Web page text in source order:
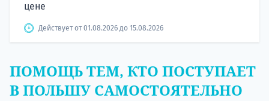
цене
Действует от 01.08.2026 до 15.08.2026
ПОМОЩЬ ТЕМ, КТО ПОСТУПАЕТ
В ПОЛЬШУ САМОСТОЯТЕЛЬНО